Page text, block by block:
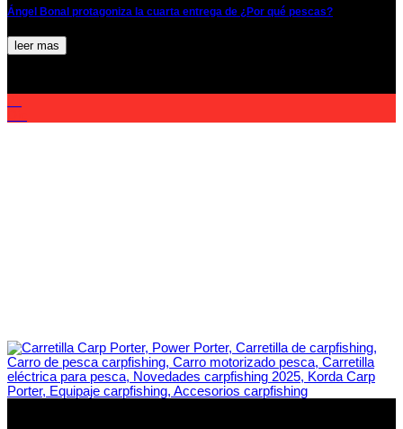
Ángel Bonal protagoniza la cuarta entrega de ¿Por qué pescas?
leer mas